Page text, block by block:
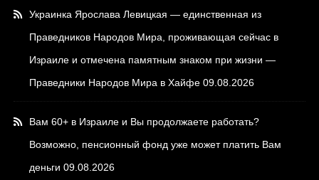
Украинка Ярослава Левицкая — единственная из
Праведников Народов Мира, проживающая сейчас в
Израиле и отмечена памятным знаком при жизни —
Праведники Народов Мира в Хайфе 09.08.2026
Вам 60+ в Израиле и Вы продолжаете работать?
Возможно, пенсионный фонд уже может платить Вам
деньги 09.08.2026